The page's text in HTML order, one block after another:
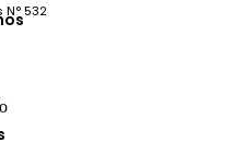
N° 532